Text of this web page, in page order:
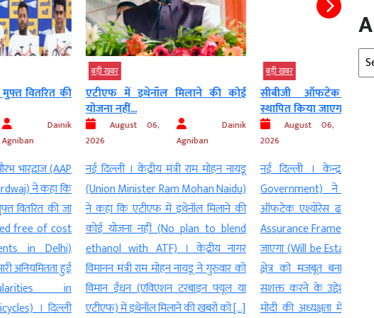
एटीएफ में इथेनॉल मिलाने की कोई
August 06,
2026
Dainik
Agniban
नई दिल्ली । केंद्रीय मंत्री राम मोहन नायडू
(Union Minister Ram Mohan Naidu)
ने कहा कि एटीएफ में इथेनॉल मिलाने की
कोई योजना नहीं (No plan to blend
ethanol with ATF) । केंद्रीय नागर
विमानन मंत्री राम मोहन नायडू ने गुरुवार को
विमान ईंधन (एविएशन टरबाइन फ्यूल या
एटीएफ) में इथेनॉल मिलाने की खबरों को […]
सीबीजी ऑफटेक एश्योरेंस ढांचा
स्थापित किया जाएगा –...
August 06,
2026
Dainik
Agniban
नई दिल्ली । केन्द्र सरकार (Central
Government) ने कहा कि सीबीजी
ऑफटेक एश्योरेंस ढांचा (CBG Offtake
Assurance Framework) स्थापित किया
जाएगा (Will be Established) । बायोगैस
क्षेत्र को मजबूत बनाने और किसानों को
सशक्त करने के उद्देश्य से प्रधानमंत्री नरेंद्र
मोदी की अध्यक्षता में केंद्रीय मंत्रिमंडल ने